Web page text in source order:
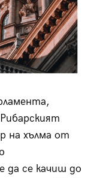
на хълма от
да се качиш до